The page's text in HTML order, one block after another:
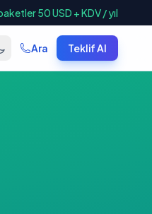
50 USD + KDV / yıl
Ara Teklif Al